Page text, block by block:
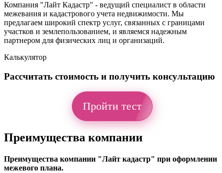
Компания "Лайт Кадастр" - ведущий специалист в области
межевания и кадастрового учета недвижимости. Мы
предлагаем широкий спектр услуг, связанных с границами
участков и землепользованием, и являемся надежным
партнером для физических лиц и организаций.
Калькулятор
Рассчитать стоимость и получить консультацию
Пройти тест
Преимущества компании
Преимущества компании "Лайт кадастр" при оформлении
межевого плана.